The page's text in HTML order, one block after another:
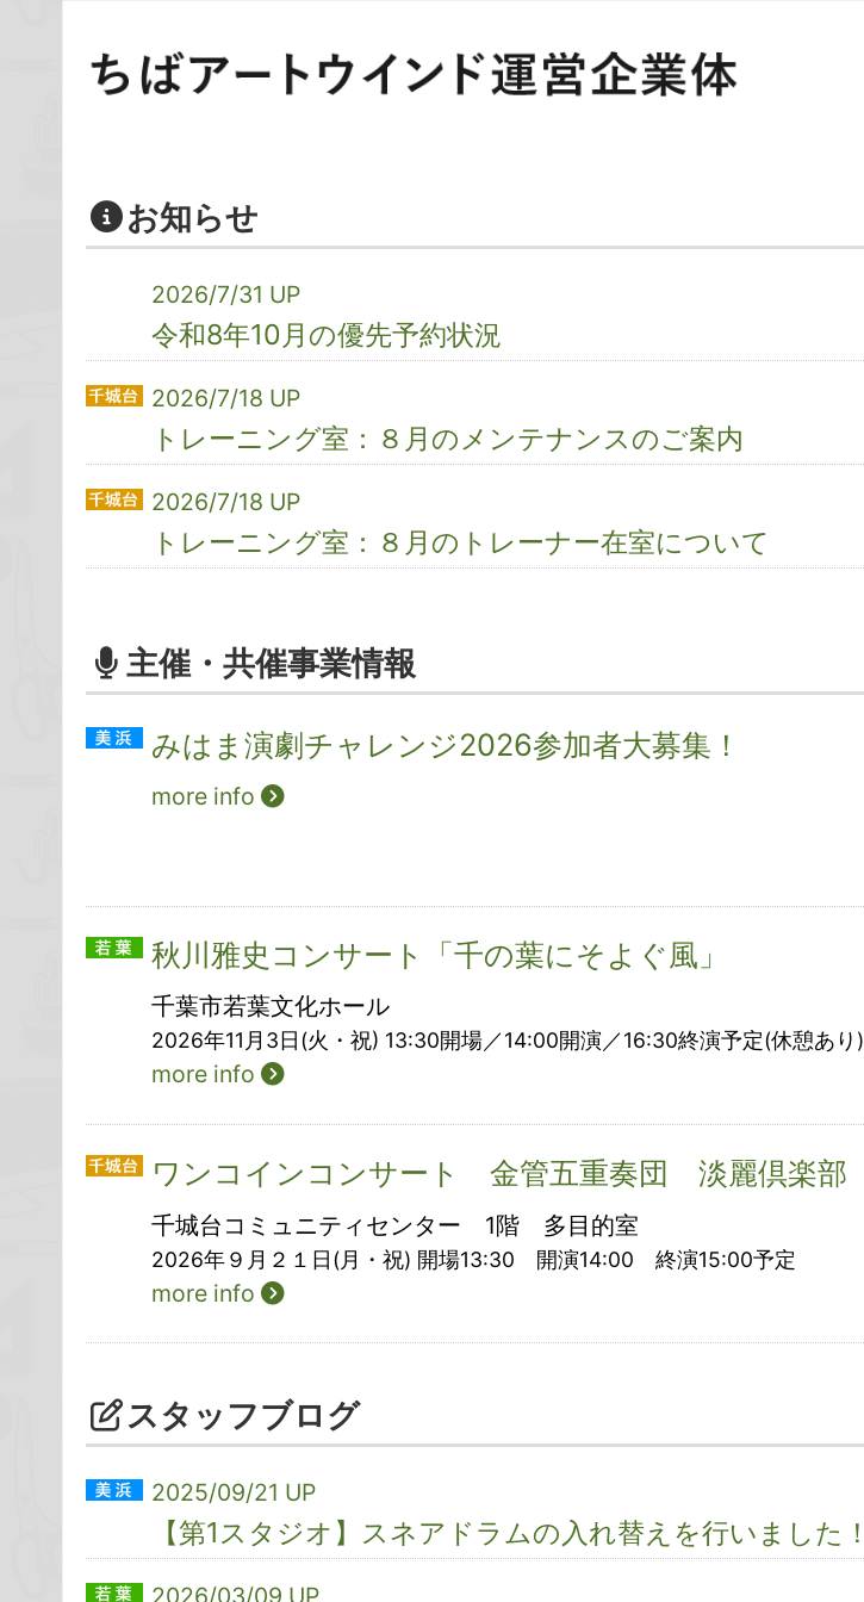
お知らせ
2026/7/31 UP
令和8年10月の優先予約状況
2026/7/18 UP
トレーニング室：８月のメンテナンスのご案内
2026/7/18 UP
トレーニング室：８月のトレーナー在室について
主催・共催事業情報
みはま演劇チャレンジ2026参加者大募集！
more info
秋川雅史コンサート「千の葉にそよぐ風」
千葉市若葉文化ホール
2026年11月3日(火・祝) 13:30開場／14:00開演／16:30終演予定(休憩あり)
more info
ワンコインコンサート 金管五重奏団 淡麗倶楽部
千城台コミュニティセンター 1階 多目的室
2026年９月２１日(月・祝) 開場13:30 開演14:00 終演15:00予定
more info
スタッフブログ
2025/09/21 UP
【第1スタジオ】スネアドラムの入れ替えを行いました！
2026/03/09 UP